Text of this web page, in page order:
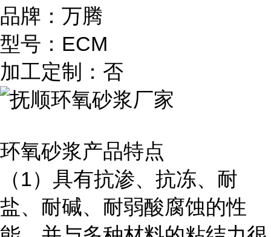
品牌：万腾
型号：ECM
加工定制：否
环氧砂浆产品特点
（1）具有抗渗、抗冻、耐
盐、耐碱、耐弱酸腐蚀的性